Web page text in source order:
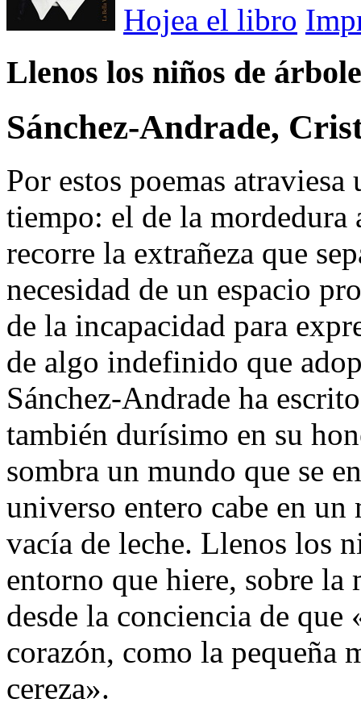
Hojea el libro
Llenos los niños de
Sánchez-Andrade,
Por estos poemas
tiempo: el de la mordedura
recorre la extrañeza que
necesidad de un espacio
de la incapacidad para
de algo indefinido que
Sánchez-Andrade ha
también durísimo en su
sombra un mundo que se
universo entero cabe en
vacía de leche. Llenos los
entorno que hiere, sobre la
desde la conciencia de que
corazón, como la pequeña
cereza».